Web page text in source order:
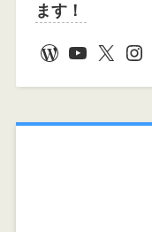
ます！
WordPress YouTube X Instagram